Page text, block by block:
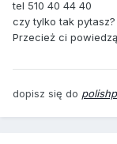
tel 510 40 44 40
czy tylko tak pytasz?
Przecież ci
dopisz się do